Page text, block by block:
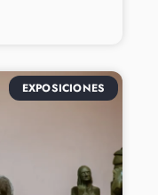
EXPOSICIONES